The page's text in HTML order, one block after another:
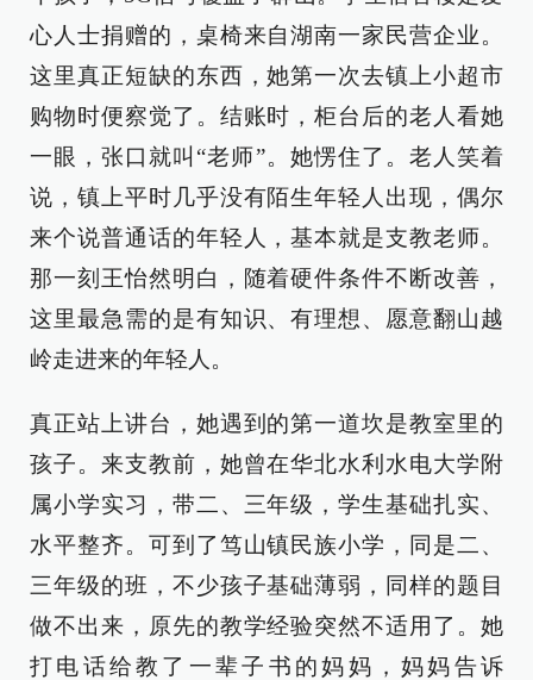
心人士捐赠的，桌椅来自湖南一家民营企业。
这里真正短缺的东西，她第一次去镇上小超市
购物时便察觉了。结账时，柜台后的老人看她
一眼，张口就叫“老师”。她愣住了。老人笑着
说，镇上平时几乎没有陌生年轻人出现，偶尔
来个说普通话的年轻人，基本就是支教老师。
那一刻王怡然明白，随着硬件条件不断改善，
这里最急需的是有知识、有理想、愿意翻山越
岭走进来的年轻人。
真正站上讲台，她遇到的第一道坎是教室里的
孩子。来支教前，她曾在华北水利水电大学附
属小学实习，带二、三年级，学生基础扎实、
水平整齐。可到了笃山镇民族小学，同是二、
三年级的班，不少孩子基础薄弱，同样的题目
做不出来，原先的教学经验突然不适用了。她
打电话给教了一辈子书的妈妈，妈妈告诉